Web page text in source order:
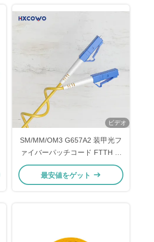
ビデオ
SM/MM/OM3 G657A2 装甲光フ
ァイバーパッチコード FTTH 屋
内シンプレックス LC-LC
最安値をゲット